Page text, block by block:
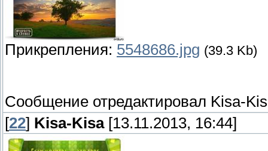
Прикрепления: 5548686.jpg (39.3 Kb)
Сообщение отредактировал Kisa-
[22] Kisa-Kisa[13.11.2013, 16:44]